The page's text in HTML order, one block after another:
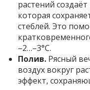
растений
которая
стеблей. Это
–2…–3°C.
Полив. Рясный
воздух вокруг
эффект,